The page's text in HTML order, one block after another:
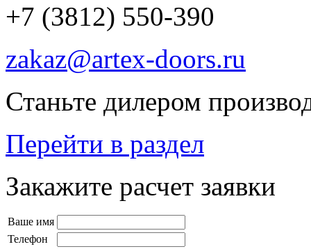
+7 (3812) 550-390
zakaz@artex-doors.ru
Станьте дилером
Перейти в раздел
Закажите расчет заявки
Ваше имя
Телефон